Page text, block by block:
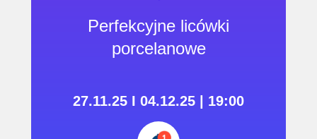
Perfekcyjne licówki
porcelanowe
27.11.25 I 04.12.25 | 19:00